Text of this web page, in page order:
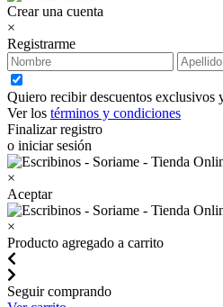
Crear una cuenta
×
Registrarme
Quiero recibir descuentos exclusivos
Ver los términos y condiciones
Finalizar registro
o iniciar sesión
×
Aceptar
×
Producto agregado a carrito
Seguir comprando